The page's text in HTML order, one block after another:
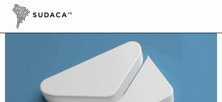
Skip
content